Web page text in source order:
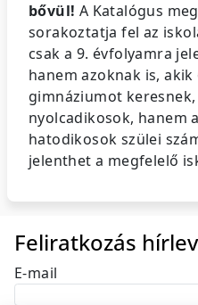
bővül! A Katalógus
sorakoztatja fel az
csak a 9. évfolyamra
hanem azoknak is,
gimnáziumot keresnek,
nyolcadikosok, hanem
hatodikosok szülei
jelenthet a megfelelő
Feliratkozás
E-mail